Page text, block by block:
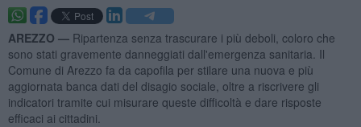
AREZZO — Ripartenza senza trascurare i più deboli, coloro che
sono stati gravemente danneggiati dall'emergenza sanitaria. Il
Comune di Arezzo fa da capofila per stilare una nuova e più
aggiornata banca dati del disagio sociale, oltre a riscrivere gli
indicatori tramite cui misurare queste difficoltà e dare risposte
efficaci ai cittadini.